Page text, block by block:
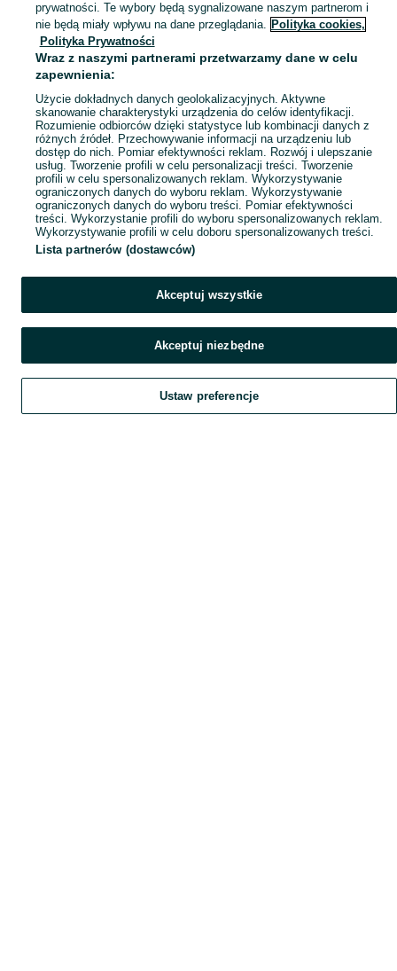
Home Favorite List it Chat My OLX
Szukaj Obserwujesz Dodaj Czat Konto
prywatności. Te wybory będą sygnalizowane naszym partnerom i
nie będą miały wpływu na dane przeglądania. Polityka cookies,
Polityka Prywatności
Wraz z naszymi partnerami przetwarzamy dane w celu
zapewnienia:
Użycie dokładnych danych geolokalizacyjnych. Aktywne
skanowanie charakterystyki urządzenia do celów identyfikacji.
Rozumienie odbiorców dzięki statystyce lub kombinacji danych z
różnych źródeł. Przechowywanie informacji na urządzeniu lub
dostęp do nich. Pomiar efektywności reklam. Rozwój i ulepszanie
usług. Tworzenie profili w celu personalizacji treści. Tworzenie
profili w celu spersonalizowanych reklam. Wykorzystywanie
ograniczonych danych do wyboru reklam. Wykorzystywanie
ograniczonych danych do wyboru treści. Pomiar efektywności
treści. Wykorzystanie profili do wyboru spersonalizowanych reklam.
Wykorzystywanie profili w celu doboru spersonalizowanych treści.
Lista partnerów (dostawców)
Akceptuj wszystkie
Akceptuj niezbędne
Ustaw preferencje